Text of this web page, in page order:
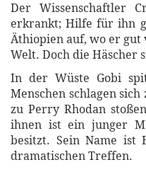
Der Wissenschaftler
erkrankt; Hilfe für ihn
Äthiopien auf, wo er
Welt. Doch die Häscher
In der Wüste Gobi
Menschen schlagen
zu Perry Rhodan
ihnen ist ein junger
besitzt. Sein Name
dramatischen Treffen.